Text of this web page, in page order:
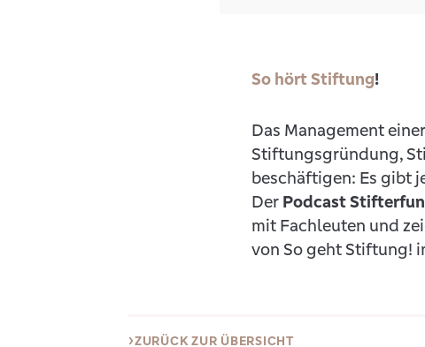
So hört Stiftung!
Das Management
Stiftungsgründung,
beschäftigen: Es gibt
Der Podcast
mit Fachleuten und
von So geht Stiftung!
ZURÜCK ZUR ÜBERSICHT